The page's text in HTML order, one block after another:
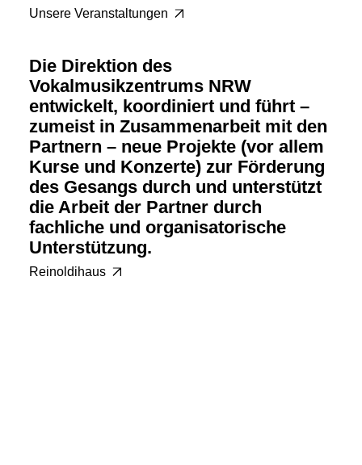
Unsere Veranstaltungen
Die Direktion des
Vokalmusikzentrums NRW
entwickelt, koordiniert und führt –
zumeist in Zusammenarbeit mit den
Partnern – neue Projekte (vor allem
Kurse und Konzerte) zur Förderung
des Gesangs durch und unterstützt
die Arbeit der Partner durch
fachliche und organisatorische
Unterstützung.
Reinoldihaus